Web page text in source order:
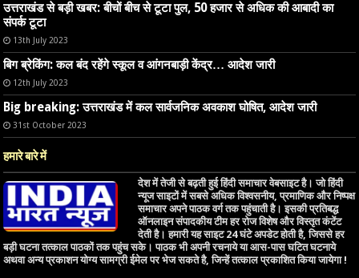
उत्तराखंड से बड़ी खबर: बीचों बीच से टूटा पुल, 50 हजार से अधिक की आबादी का
संपर्क टूटा
13th July 2023
बिग ब्रेकिंग: कल बंद रहेंगे स्कूल व आंगनबाड़ी केंद्र… आदेश जारी
12th July 2023
Big breaking: उत्तराखंड में कल सार्वजनिक अवकाश घोषित, आदेश जारी
31st October 2023
हमारे बारे में
देश में तेजी से बढ़ती हुई हिंदी समाचार वेबसाइट है। जो हिंदी
न्यूज साइटों में सबसे अधिक विश्वसनीय, प्रमाणिक और निष्पक्ष
समाचार अपने पाठक वर्ग तक पहुंचाती है। इसकी प्रतिबद्ध
ऑनलाइन संपादकीय टीम हर रोज विशेष और विस्तृत कंटेंट
देती है। हमारी यह साइट 24 घंटे अपडेट होती है, जिससे हर
बड़ी घटना तत्काल पाठकों तक पहुंच सके। पाठक भी अपनी रचनाये या आस-पास घटित घटनाये
अथवा अन्य प्रकाशन योग्य सामग्री ईमेल पर भेज सकते है, जिन्हें तत्काल प्रकाशित किया जायेगा !